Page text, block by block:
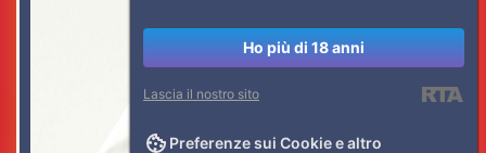
Ho più di 18 anni
Lascia il nostro sito
Preferenze sui Cookie e altro